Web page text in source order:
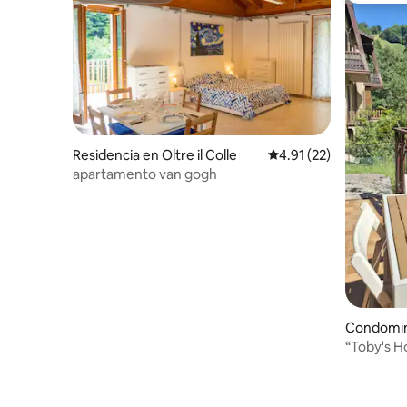
Residencia en Oltre il Colle Calificación
4.91 (22)
apartamento van gogh
“Toby's